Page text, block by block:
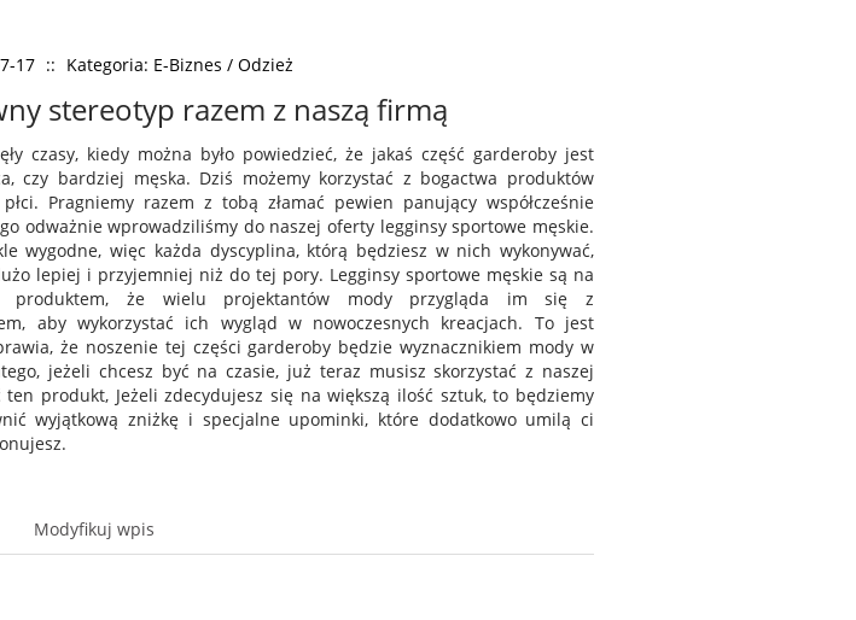
17 :: Kategoria: E-Biznes / Odzież
stereotyp razem z naszą firmą
czasy, kiedy można było powiedzieć, że jakaś część garderoby jest
czy bardziej męska. Dziś możemy korzystać z bogactwa produktów
Pragniemy razem z tobą złamać pewien panujący współcześnie
odważnie wprowadziliśmy do naszej oferty legginsy sportowe męskie.
wygodne, więc każda dyscyplina, którą będziesz w nich wykonywać,
lepiej i przyjemniej niż do tej pory. Legginsy sportowe męskie są na
produktem, że wielu projektantów mody przygląda im się z
aby wykorzystać ich wygląd w nowoczesnych kreacjach. To jest
że noszenie tej części garderoby będzie wyznacznikiem mody w
jeżeli chcesz być na czasie, już teraz musisz skorzystać z naszej
produkt, Jeżeli zdecydujesz się na większą ilość sztuk, to będziemy
wyjątkową zniżkę i specjalne upominki, które dodatkowo umilą ci
Modyfikuj wpis